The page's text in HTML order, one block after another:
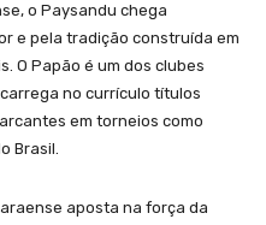
o Paysandu chega
e pela tradição construída em
O Papão é um dos clubes
no currículo títulos
em torneios como
Brasil.
aposta na força da